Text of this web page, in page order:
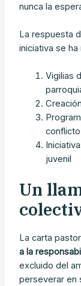
nunca la
La respuesta
iniciativa se
Vigilias
conflicto
juvenil
Un
La carta
a la
excluido del
perseverar en